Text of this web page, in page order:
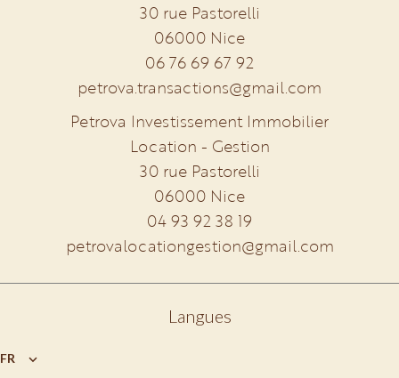
30 rue Pastorelli
06000 Nice
06 76 69 67 92
petrova.transactions@gmail.com
Petrova Investissement Immobilier
Location - Gestion
30 rue Pastorelli
06000 Nice
04 93 92 38 19
petrovalocationgestion@gmail.com
Langues
FR